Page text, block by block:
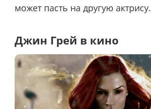
может пасть на другую актрису.
Джин Грей в кино